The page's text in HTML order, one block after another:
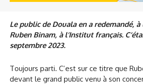
Le public de Douala en a redemandé,
Ruben Binam, à l’Institut français.
septembre 2023.
Toujours parti. C’est sur ce titre que
devant le grand public venu à son